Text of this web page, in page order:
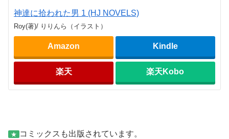
神達に拾われた男 1 (HJ NOVELS)
Roy(著)/ りりんら（イラスト）
Amazon Kindle
楽天 楽天Kobo
★ コミックスも出版されています。